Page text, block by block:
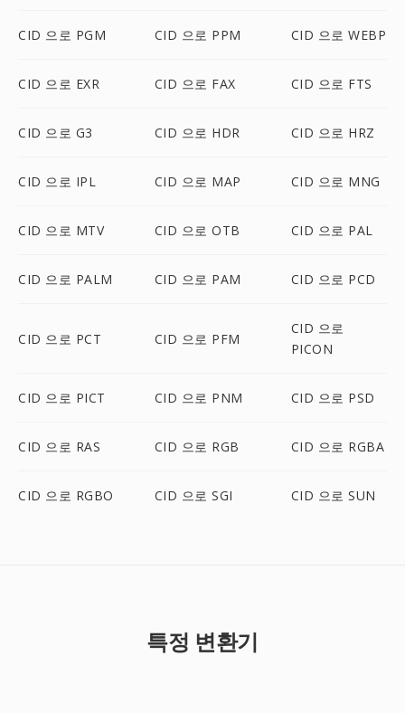
CID 으로 PGM CID 으로 PPM CID 으로 WEBP
CID 으로 EXR CID 으로 FAX CID 으로 FTS
CID 으로 G3 CID 으로 HDR CID 으로 HRZ
CID 으로 IPL CID 으로 MAP CID 으로 MNG
CID 으로 MTV CID 으로 OTB CID 으로 PAL
CID 으로 PALM CID 으로 PAM CID 으로 PCD
CID 으로 PCT CID 으로 PFM
CID 으로
PICON
CID 으로 PICT CID 으로 PNM CID 으로 PSD
CID 으로 RAS CID 으로 RGB CID 으로 RGBA
CID 으로 RGBO CID 으로 SGI CID 으로 SUN
특정 변환기